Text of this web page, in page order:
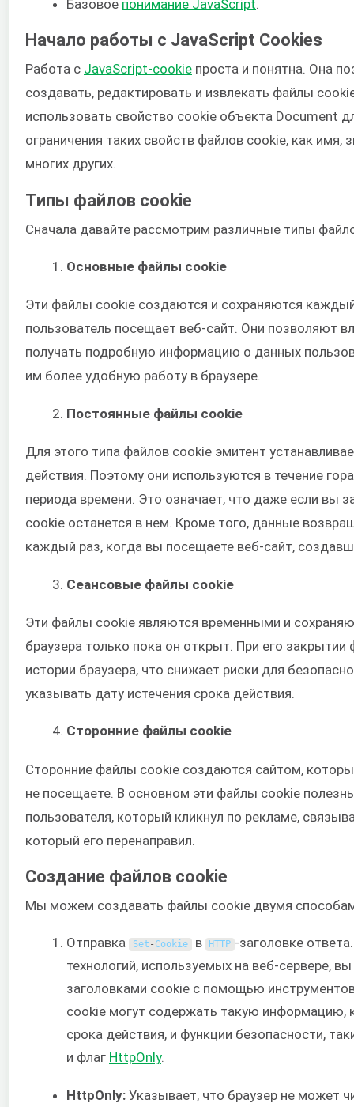
Базовое понимание JavaScript
Начало работы с JavaScript Cookies
Работа с JavaScript-cookie проста и понятна. Она
создавать, редактировать и извлекать файлы
использовать свойство cookie объекта Document
ограничения таких свойств файлов cookie, как имя,
многих других.
Типы файлов cookie
Сначала давайте рассмотрим различные типы
Основные файлы cookie
Эти файлы cookie создаются и сохраняются
пользователь посещает веб-сайт. Они позволяют
получать подробную информацию о данных
им более удобную работу в браузере.
Постоянные файлы cookie
Для этого типа файлов cookie эмитент
действия. Поэтому они используются в течение
периода времени. Это означает, что даже если вы
cookie останется в нем. Кроме того, данные
каждый раз, когда вы посещаете веб-сайт,
Сеансовые файлы cookie
Эти файлы cookie являются временными и
браузера только пока он открыт. При его закрытии
истории браузера, что снижает риски для
указывать дату истечения срока действия.
Сторонние файлы cookie
Сторонние файлы cookie создаются сайтом,
не посещаете. В основном эти файлы cookie
пользователя, который кликнул по рекламе,
который его перенаправил.
Создание файлов cookie
Мы можем создавать файлы cookie двумя
Отправка Set - Cookie в HTTP -заголовке
технологий, используемых на веб-сервере,
заголовками cookie с помощью
cookie могут содержать такую информацию,
срока действия, и функции безопасности,
и флаг HttpOnly.
HttpOnly: Указывает, что браузер не может